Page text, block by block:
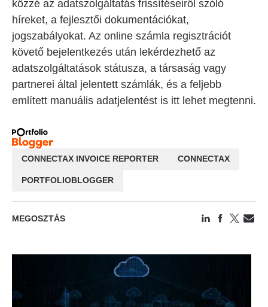
közzé az adatszolgáltatás frissítéseiről szóló
híreket, a fejlesztői dokumentációkat,
jogszabályokat. Az online számla regisztrációt
követő bejelentkezés után lekérdezhető az
adatszolgáltatások státusza, a társaság vagy
partnerei által jelentett számlák, és a feljebb
említett manuális adatjelentést is itt lehet megtenni.
CONNECTAX INVOICE REPORTER CONNECTAX
PORTFOLIOBLOGGER
MEGOSZTÁS